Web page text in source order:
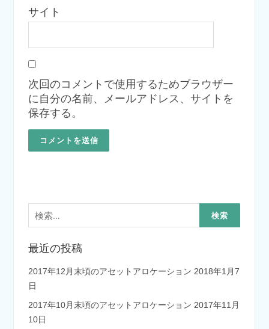
サイト
次回のコメントで使用するためブラウザー
に自分の名前、メールアドレス、サイトを
保存する。
検
索:
最近の投稿
2017年12月末頃のアセットアロケーション 2018年1月7
日
2017年10月末頃のアセットアロケーション 2017年11月
10日